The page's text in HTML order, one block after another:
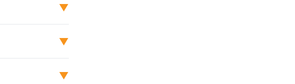
▼
▼
▼